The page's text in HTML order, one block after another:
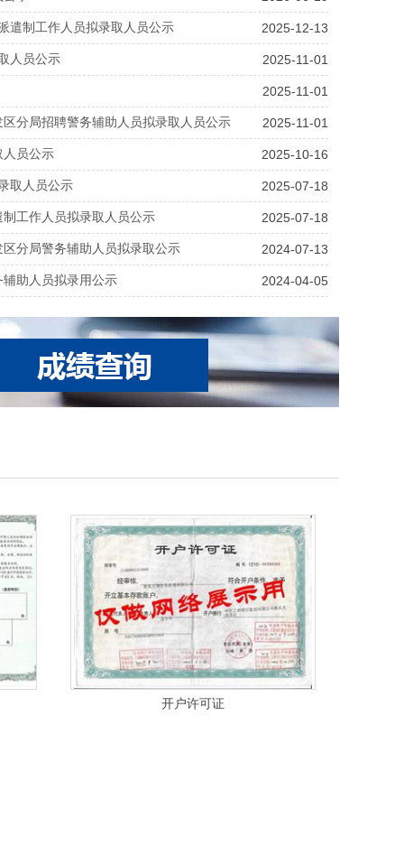
2025-12-13
遣制工作人员拟录取人员公示
2025-11-01
人员公示
2025-11-01
2025-11-01
分局招聘警务辅助人员拟录取人员公示
2025-10-16
人员公示
2025-07-18
取人员公示
2025-07-18
工作人员拟录取人员公示
2024-07-13
分局警务辅助人员拟录取公示
2024-04-05
助人员拟录用公示
开户许可证